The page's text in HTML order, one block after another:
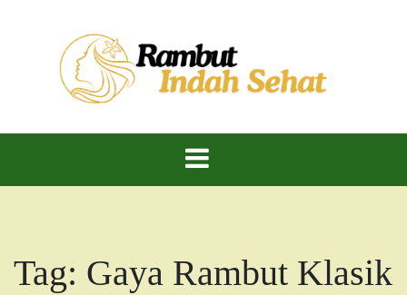
Rambut Indah
Dan Sehat
Berkilau!
Tag: Gaya Rambut Klasik